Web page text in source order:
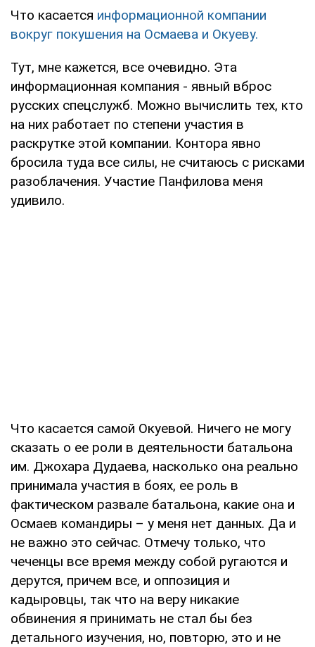
Что касается информационной компании
вокруг покушения на Осмаева и Окуеву.
Тут, мне кажется, все очевидно. Эта
информационная компания - явный вброс
русских спецслужб. Можно вычислить тех, кто
на них работает по степени участия в
раскрутке этой компании. Контора явно
бросила туда все силы, не считаюсь с рисками
разоблачения. Участие Панфилова меня
удивило.
Что касается самой Окуевой. Ничего не могу
сказать о ее роли в деятельности батальона
им. Джохара Дудаева, насколько она реально
принимала участия в боях, ее роль в
фактическом развале батальона, какие она и
Осмаев командиры – у меня нет данных. Да и
не важно это сейчас. Отмечу только, что
чеченцы все время между собой ругаются и
дерутся, причем все, и оппозиция и
кадыровцы, так что на веру никакие
обвинения я принимать не стал бы без
детального изучения, но, повторю, это и не